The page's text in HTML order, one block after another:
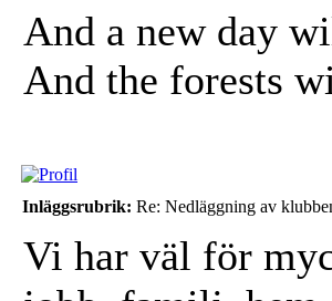
And a new day
And the forests
Inläggsrubrik: Re: Nedläggning av
Vi har väl för